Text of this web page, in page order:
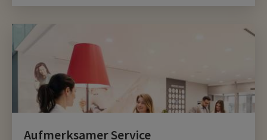
Aufmerksamer Service